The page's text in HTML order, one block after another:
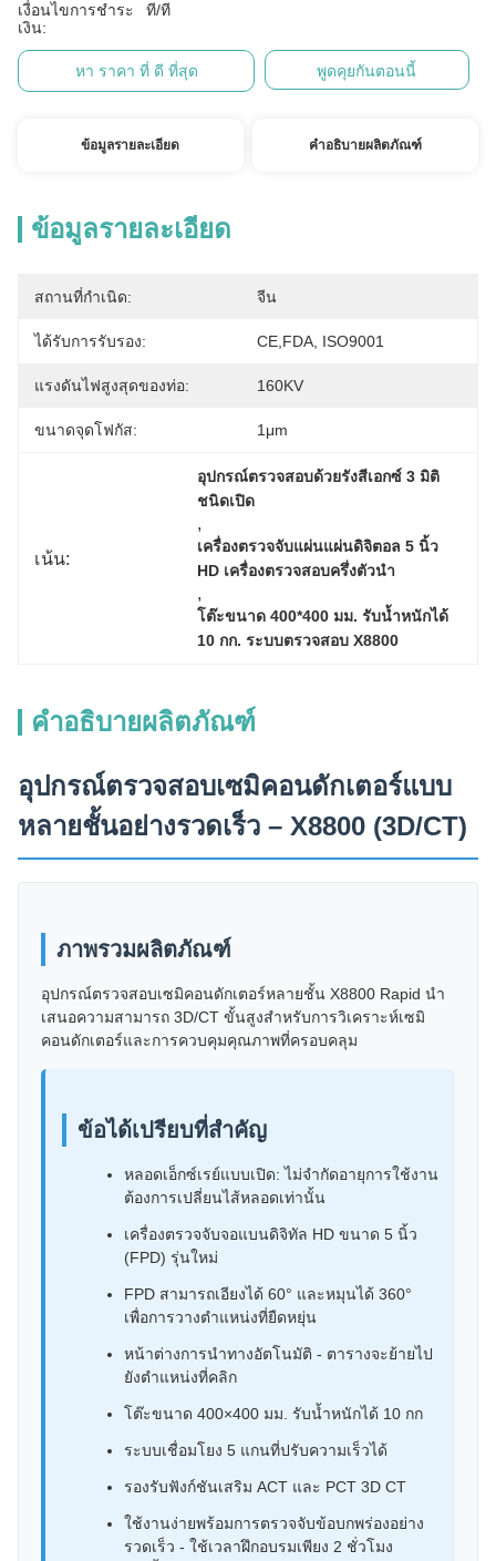
เงื่อนไขการชำระ
เงิน:
ที/ที
หา ราคา ที่ ดี ที่สุด พูดคุยกันตอนนี้
ข้อมูลรายละเอียด คำอธิบายผลิตภัณฑ์
ข้อมูลรายละเอียด
สถานที่กำเนิด: จีน
ได้รับการรับรอง: CE,FDA, ISO9001
แรงดันไฟสูงสุดของท่อ: 160KV
ขนาดจุดโฟกัส: 1μm
เน้น:
อุปกรณ์ตรวจสอบด้วยรังสีเอกซ์ 3 มิติ
ชนิดเปิด
,
เครื่องตรวจจับแผ่นแผ่นดิจิตอล 5 นิ้ว
HD เครื่องตรวจสอบครึ่งตัวนํา
,
โต๊ะขนาด 400*400 มม. รับน้ำหนักได้
10 กก. ระบบตรวจสอบ X8800
คำอธิบายผลิตภัณฑ์
อุปกรณ์ตรวจสอบเซมิคอนดักเตอร์แบบ
หลายชั้นอย่างรวดเร็ว – X8800 (3D/CT)
ภาพรวมผลิตภัณฑ์
อุปกรณ์ตรวจสอบเซมิคอนดักเตอร์หลายชั้น X8800 Rapid นำ
เสนอความสามารถ 3D/CT ขั้นสูงสำหรับการวิเคราะห์เซมิ
คอนดักเตอร์และการควบคุมคุณภาพที่ครอบคลุม
ข้อได้เปรียบที่สำคัญ
หลอดเอ็กซ์เรย์แบบเปิด: ไม่จำกัดอายุการใช้งาน
ต้องการเปลี่ยนไส้หลอดเท่านั้น
เครื่องตรวจจับจอแบนดิจิทัล HD ขนาด 5 นิ้ว
(FPD) รุ่นใหม่
FPD สามารถเอียงได้ 60° และหมุนได้ 360°
เพื่อการวางตำแหน่งที่ยืดหยุ่น
หน้าต่างการนำทางอัตโนมัติ - ตารางจะย้ายไป
ยังตำแหน่งที่คลิก
โต๊ะขนาด 400×400 มม. รับน้ำหนักได้ 10 กก
ระบบเชื่อมโยง 5 แกนที่ปรับความเร็วได้
รองรับฟังก์ชันเสริม ACT และ PCT 3D CT
ใช้งานง่ายพร้อมการตรวจจับข้อบกพร่องอย่าง
รวดเร็ว - ใช้เวลาฝึกอบรมเพียง 2 ชั่วโมง